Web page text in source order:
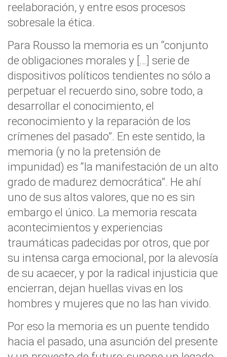
reelaboración, y entre esos procesos
sobresale la ética.
Para Rousso la memoria es un “conjunto
de obligaciones morales y […] serie de
dispositivos políticos tendientes no sólo a
perpetuar el recuerdo sino, sobre todo, a
desarrollar el conocimiento, el
reconocimiento y la reparación de los
crímenes del pasado”. En este sentido, la
memoria (y no la pretensión de
impunidad) es “la manifestación de un alto
grado de madurez democrática”. He ahí
uno de sus altos valores, que no es sin
embargo el único. La memoria rescata
acontecimientos y experiencias
traumáticas padecidas por otros, que por
su intensa carga emocional, por la alevosía
de su acaecer, y por la radical injusticia que
encierran, dejan huellas vivas en los
hombres y mujeres que no las han vivido.
Por eso la memoria es un puente tendido
hacia el pasado, una asunción del presente